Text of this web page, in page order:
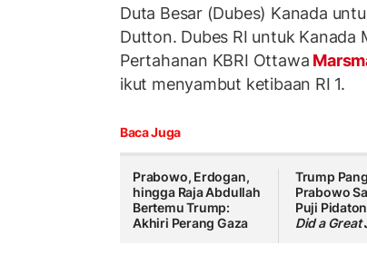
Duta Besar (Dubes) Kanada
Dutton. Dubes RI untuk Kanada
Pertahanan KBRI Ottawa
ikut menyambut ketibaan RI 1.
Baca Juga
Prabowo, Erdogan,
hingga Raja Abdullah
Bertemu Trump:
Akhiri Perang Gaza
Trump
Prabowo
Puji
Did a Great